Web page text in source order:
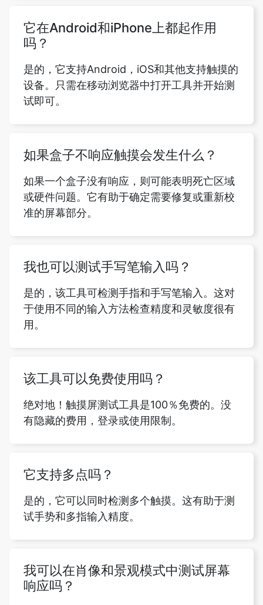
它在Android和iPhone上都起作用
吗？
是的，它支持Android，iOS和其他支持触摸的
设备。只需在移动浏览器中打开工具并开始测
试即可。
如果盒子不响应触摸会发生什么？
如果一个盒子没有响应，则可能表明死亡区域
或硬件问题。它有助于确定需要修复或重新校
准的屏幕部分。
我也可以测试手写笔输入吗？
是的，该工具可检测手指和手写笔输入。这对
于使用不同的输入方法检查精度和灵敏度很有
用。
该工具可以免费使用吗？
绝对地！触摸屏测试工具是100％免费的。没
有隐藏的费用，登录或使用限制。
它支持多点吗？
是的，它可以同时检测多个触摸。这有助于测
试手势和多指输入精度。
我可以在肖像和景观模式中测试屏幕
响应吗？